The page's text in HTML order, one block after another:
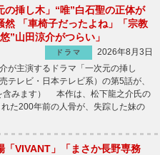
の挿し木」“唯”白石聖の正体が
然 「車椅子だったよね」「宗教
”山田涼介がつらい」
ドラマ
2026年8月3日
が主演するドラマ「一次元の挿し
テレビ・日本テレビ系）の第5話が、
含みます） 本作は、松下龍之介氏の
た200年前の人骨が、失踪した妹の
「VIVANT」「まさか長野専務